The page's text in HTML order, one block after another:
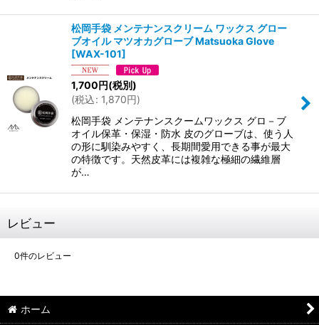
松岡手袋 メンテナンスクリーム ワックス グロー
ブオイル マツオカグローブ Matsuoka Glove
[WAX-101]
1,700円(税別)
(税込: 1,870円)
松岡手袋 メンテナンスクームワックス グロ－ブ
オイル保革・保湿・防水 皮のグローブは、使う人
の形に馴染みやすく、長期間愛用できる事が最大
の特徴です。天然皮革には複雑な極細の繊維層
が…
レビュー
0件のレビュー
ホーム